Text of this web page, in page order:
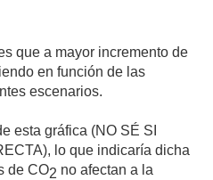
que a mayor incremento de
en función de las
escenarios.
esta gráfica (NO SÉ SI
lo que indicaría dicha
de CO2 no afectan a la